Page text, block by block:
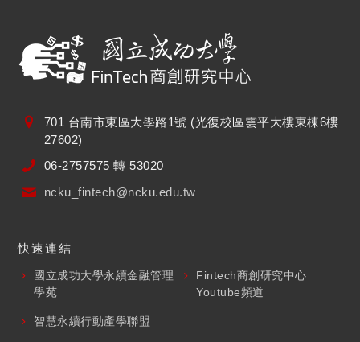
701 台南市東區大學路1號 (光復校區雲平大樓東棟6樓
27602)
06-2757575 轉 53020
ncku_fintech@ncku.edu.tw
快速連結
國立成功大學永續金融管理
學苑
智慧永續行動產學聯盟
Fintech商創研究中心
Youtube頻道